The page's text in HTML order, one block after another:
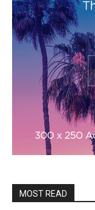
MOST READ